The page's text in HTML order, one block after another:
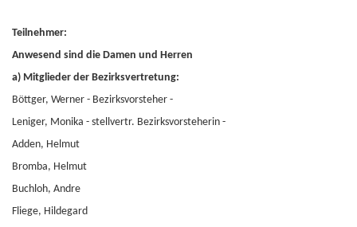
Teilnehmer:
Anwesend sind die Damen und Herren
a) Mitglieder der Bezirksvertretung:
Böttger, Werner - Bezirksvorsteher -
Leniger, Monika - stellvertr. Bezirksvorsteherin -
Adden, Helmut
Bromba, Helmut
Buchloh, Andre
Fliege, Hildegard